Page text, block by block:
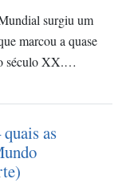
surgiu um
marcou a quase
século XX.…
as